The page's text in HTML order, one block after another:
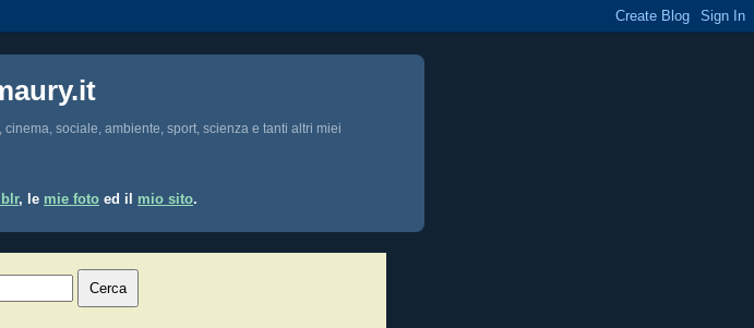
sociale, ambiente, sport, scienza e tanti altri miei
, le mie foto ed il mio sito.